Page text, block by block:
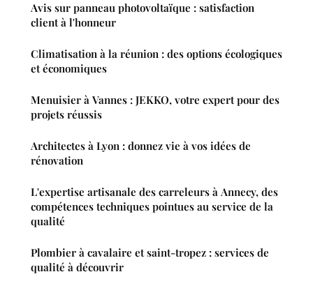
Avis sur panneau photovoltaïque : satisfaction
client à l'honneur
Climatisation à la réunion : des options écologiques
et économiques
Menuisier à Vannes : JEKKO, votre expert pour des
projets réussis
Architectes à Lyon : donnez vie à vos idées de
rénovation
L'expertise artisanale des carreleurs à Annecy, des
compétences techniques pointues au service de la
qualité
Plombier à cavalaire et saint-tropez : services de
qualité à découvrir